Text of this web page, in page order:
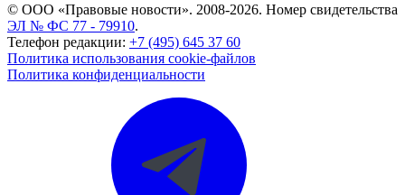
© ООО «Правовые новости». 2008-2026. Номер свидетельства
ЭЛ № ФС 77 - 79910.
Телефон редакции: +7 (495) 645 37 60
Политика использования cookie-файлов
Политика конфиденциальности